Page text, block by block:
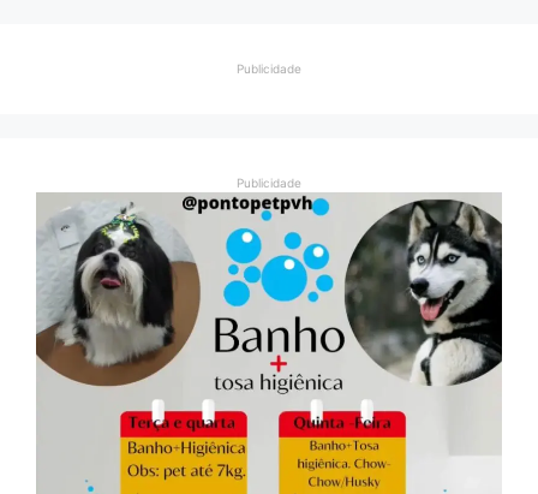
Publicidade
Publicidade